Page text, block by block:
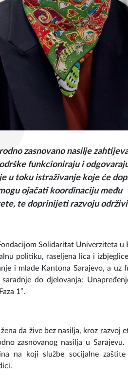
zasnovano nasilje
funkcioniraju i
u toku istraživanje koje će
ojačati koordinaciju među
te doprinijeti razvoju
Solidaritat Univerziteta u
politiku, raseljena lica i
i mlade Kantona Sarajevo, a uz
do djelovanja:
1“.
da žive bez nasilja, kroz razvoj
zasnovanog nasilja u Sarajevu.
na koji službe socijalne